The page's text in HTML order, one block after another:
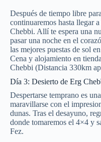
Después de tiempo libre
continuaremos hasta llegar
Chebbi. Allí te espera una
pasar una noche en el
las mejores puestas de sol
Cena y alojamiento en
Chebbi (Distancia 330km
Día 3: Desierto de Erg
Despertarse temprano es
maravillarse con el
dunas. Tras el desayuno,
donde tomaremos el 4×4 y
Fez.